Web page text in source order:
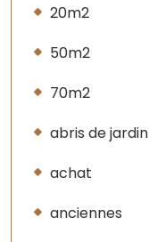
20m2
50m2
70m2
abris de jardin
achat
anciennes